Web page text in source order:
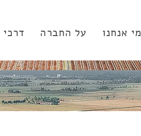
מי אנחנו על החברה